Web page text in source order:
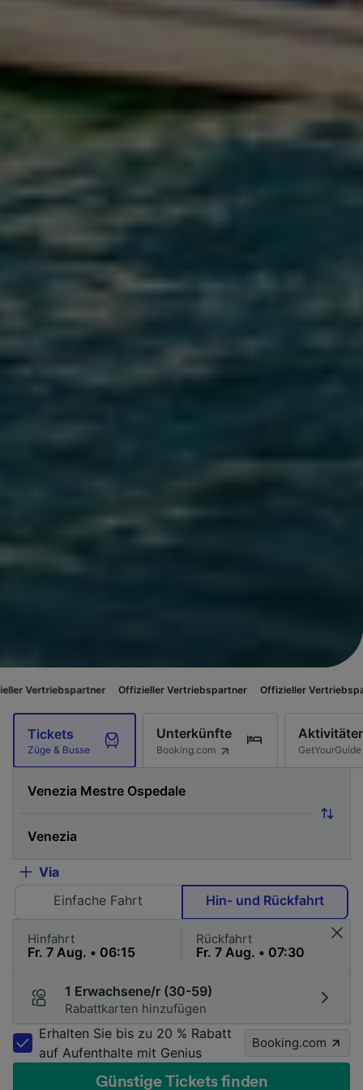
Offizieller Vertriebspartner Offizieller Vertriebspartner
Tickets
Züge & Busse
Unterkünfte
Booking.com GetYourGuide
Via
Einfache Fahrt
Hin- und Rückfahrt
Hinfahrt Rückfahrt
1 Erwachsene/r (30-59)
Rabattkarten hinzufügen
Erhalten Sie bis zu 20 % Rabatt
auf Aufenthalte mit Genius
Booking.com
Günstige Tickets finden